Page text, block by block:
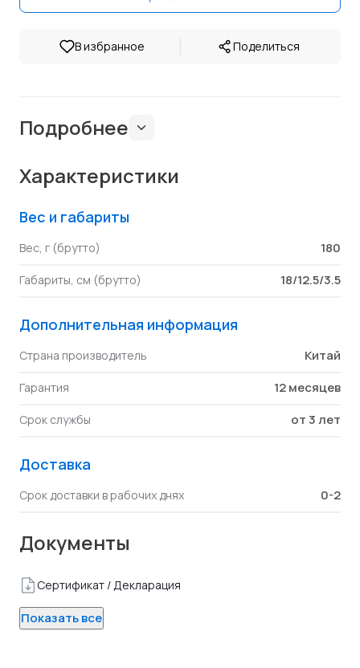
В избранное | Поделиться
Подробнее
Характеристики
Вес и габариты
Вес, г (брутто) 180
Габариты, см (брутто) 18/12.5/3.5
Дополнительная информация
Страна производитель Китай
Гарантия 12 месяцев
Срок службы от 3 лет
Доставка
Срок доставки в рабочих днях 0-2
Документы
Сертификат / Декларация
Показать все